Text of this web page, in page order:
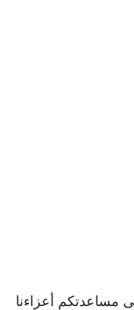
مساعدتكم أعزاءنا